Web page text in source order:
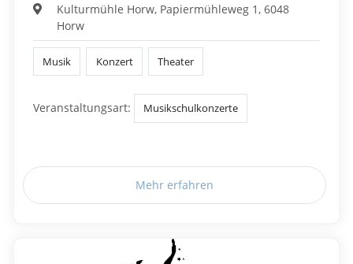
Kulturmühle Horw, Papiermühleweg 1, 6048
Horw
Musik Konzert Theater
Veranstaltungsart: Musikschulkonzerte
Mehr erfahren